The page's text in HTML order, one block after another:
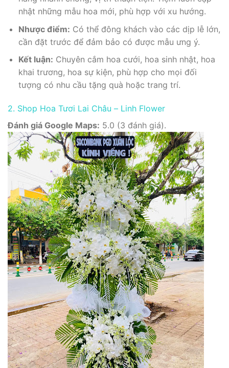
nhật những mẫu hoa mới, phù hợp với xu hướng.
Nhược điểm: Có thể đông khách vào các dịp lễ lớn,
cần đặt trước để đảm bảo có được mẫu ưng ý.
Kết luận: Chuyên cắm hoa cưới, hoa sinh nhật, hoa
khai trương, hoa sự kiện, phù hợp cho mọi đối
tượng có nhu cầu tặng quà hoặc trang trí.
2. Shop Hoa Tươi Lai Châu – Linh Flower
Đánh giá Google Maps: 5.0 (3 đánh giá).